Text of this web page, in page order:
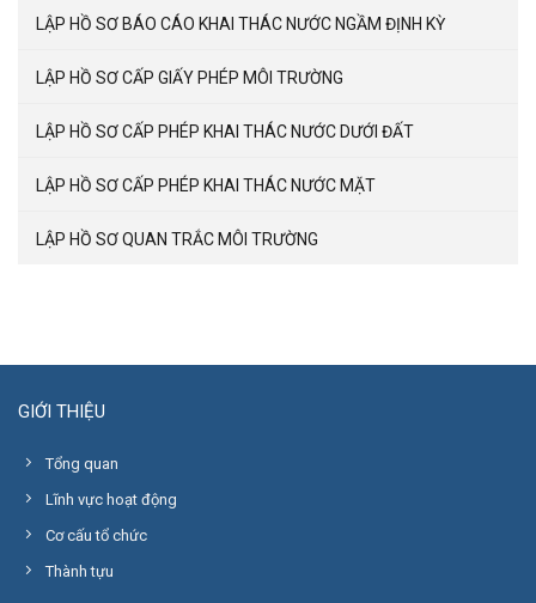
LẬP HỒ SƠ BÁO CÁO KHAI THÁC NƯỚC NGẦM ĐỊNH KỲ
LẬP HỒ SƠ CẤP GIẤY PHÉP MÔI TRƯỜNG
LẬP HỒ SƠ CẤP PHÉP KHAI THÁC NƯỚC DƯỚI ĐẤT
LẬP HỒ SƠ CẤP PHÉP KHAI THÁC NƯỚC MẶT
LẬP HỒ SƠ QUAN TRẮC MÔI TRƯỜNG
GIỚI THIỆU
Tổng quan
Lĩnh vực hoạt động
Cơ cấu tổ chức
Thành tựu